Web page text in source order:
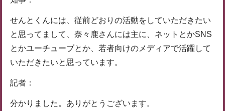
せんとくんには、従前どおりの活動をしていただきたい
と思ってまして、奈々鹿さんには主に、ネットとかSNS
とかユーチューブとか、若者向けのメディアで活躍して
いただきたいと思っています。
記者：
分かりました。ありがとうございます。